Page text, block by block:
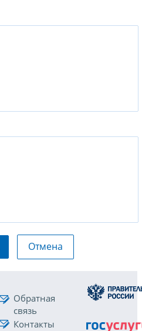
Отмена
Обратная
связь
Контакты